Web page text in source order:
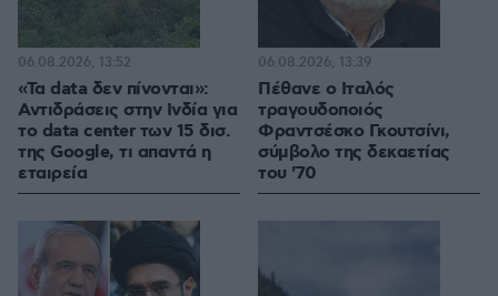
«Τα data δεν πίνονται»:
Αντιδράσεις στην Ινδία για
το data center των 15 δισ.
της Google, τι απαντά η
εταιρεία
06.08.2026, 13:52
Πέθανε ο Ιταλός
τραγουδοποιός
Φραντσέσκο Γκουτσίνι,
σύμβολο της δεκαετίας
του '70
06.08.2026, 13:39